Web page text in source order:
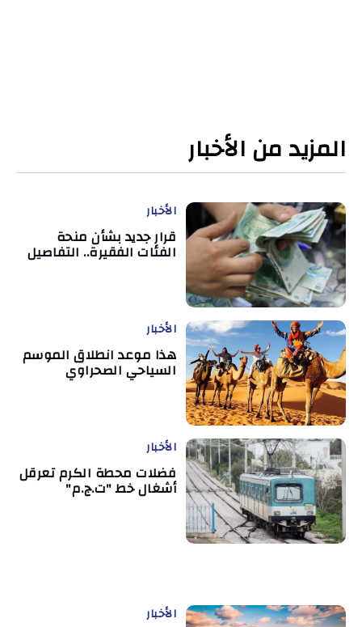
المزيد من الأخبار
الأخبار
قرار جديد بشأن منحة
الفئات الفقيرة.. التفاصيل
الأخبار
هذا موعد انطلاق الموسم
السياحي الصحراوي
الأخبار
فضلات محطة الكرم تعرقل
أشغال خط "ت.ج.م"
الأخبار